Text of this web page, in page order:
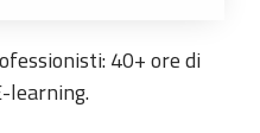
40+ ore di
learning.